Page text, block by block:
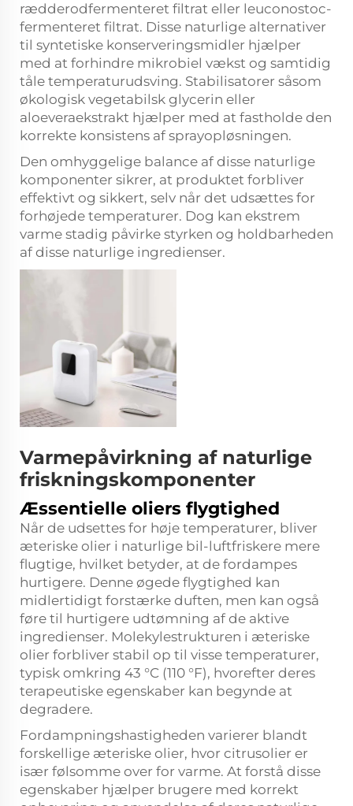
rædderodfermenteret filtrat eller leuconostoc-
fermenteret filtrat. Disse naturlige alternativer
til syntetiske konserveringsmidler hjælper
med at forhindre mikrobiel vækst og samtidig
tåle temperaturudsving. Stabilisatorer såsom
økologisk vegetabilsk glycerin eller
aloeveraekstrakt hjælper med at fastholde den
korrekte konsistens af sprayopløsningen.
Den omhyggelige balance af disse naturlige
komponenter sikrer, at produktet forbliver
effektivt og sikkert, selv når det udsættes for
forhøjede temperaturer. Dog kan ekstrem
varme stadig påvirke styrken og holdbarheden
af disse naturlige ingredienser.
Varmepåvirkning af naturlige
friskningskomponenter
Æssentielle oliers flygtighed
Når de udsettes for høje temperaturer, bliver
æteriske olier i naturlige bil-luftfriskere mere
flugtige, hvilket betyder, at de fordampes
hurtigere. Denne øgede flygtighed kan
midlertidigt forstærke duften, men kan også
føre til hurtigere udtømning af de aktive
ingredienser. Molekylestrukturen i æteriske
olier forbliver stabil op til visse temperaturer,
typisk omkring 43 °C (110 °F), hvorefter deres
terapeutiske egenskaber kan begynde at
degradere.
Fordampningshastigheden varierer blandt
forskellige æteriske olier, hvor citrusolier er
især følsomme over for varme. At forstå disse
egenskaber hjælper brugere med korrekt